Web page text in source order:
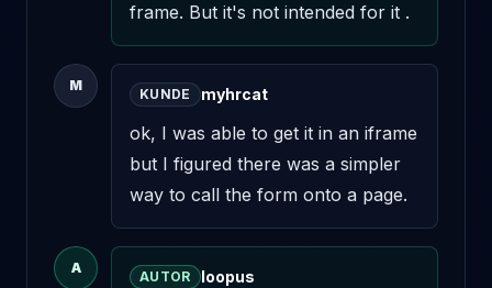
frame. But it's not intended for it .
M
KUNDE myhrcat
ok, I was able to get it in an iframe
but I figured there was a simpler
way to call the form onto a page.
A
AUTOR loopus